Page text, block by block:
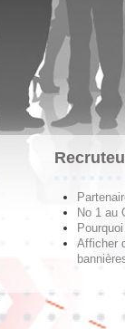
No 1 au
Afficher